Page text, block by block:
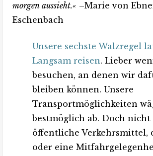
morgen aussieht.« –Marie von
Eschenbach
Unsere sechste Walzregel
Langsam reisen. Lieber
besuchen, an denen wir
bleiben können. Unsere
Transportmöglichkeiten
bestmöglich ab. Doch
öffentliche Verkehrsmittel,
oder eine